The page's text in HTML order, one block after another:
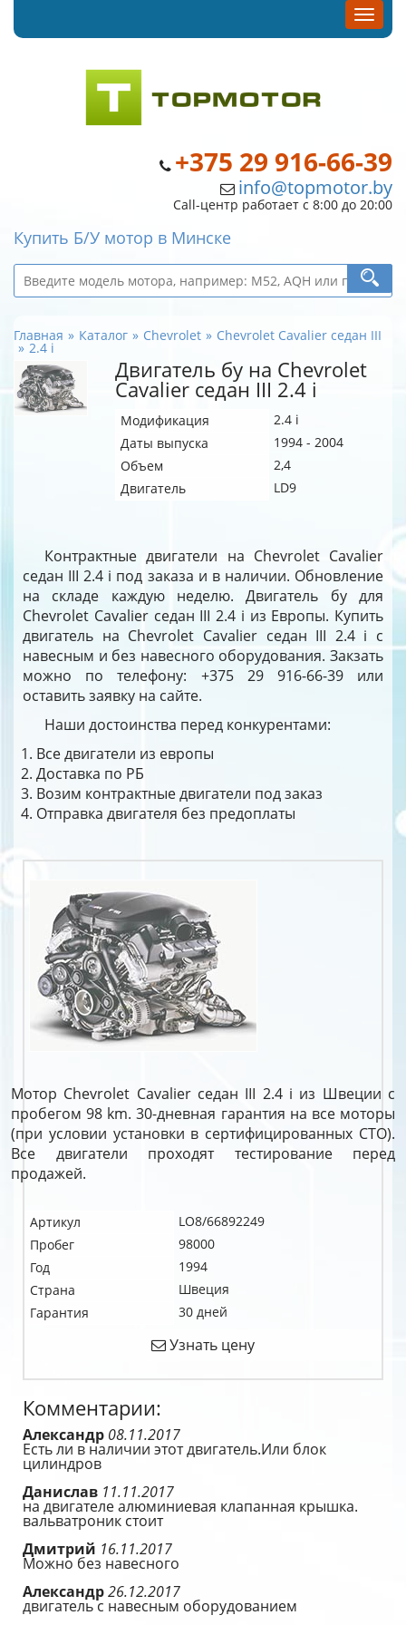
+375 29 916-66-39
info@topmotor.by
Call-центр работает с 8:00 до 20:00
Купить Б/У мотор в Минске
Главная Каталог Chevrolet Chevrolet Cavalier седан III
2.4 i
Двигатель бу на Chevrolet
Cavalier седан III 2.4 i
Модификация
2.4 i
Даты выпуска
1994 - 2004
Объем
2,4
Двигатель
LD9
Контрактные двигатели на Chevrolet Cavalier
седан III 2.4 i под заказа и в наличии. Обновление
на складе каждую неделю. Двигатель бу для
Chevrolet Cavalier седан III 2.4 i из Европы. Купить
двигатель на Chevrolet Cavalier седан III 2.4 i с
навесным и без навесного оборудования. Закзать
можно по телефону: +375 29 916-66-39 или
оставить заявку на сайте.
Наши достоинства перед конкурентами:
Все двигатели из европы
Доставка по РБ
Возим контрактные двигатели под заказ
Отправка двигателя без предоплаты
Мотор Chevrolet Cavalier седан III 2.4 i из Швеции с
пробегом 98 km. 30-дневная гарантия на все моторы
(при условии установки в сертифицированных СТО).
Все двигатели проходят тестирование перед
продажей.
Артикул
LO8/66892249
Пробег
98000
Год
1994
Страна
Швеция
Гарантия
30 дней
Узнать цену
Комментарии:
Александр 08.11.2017
Есть ли в наличии этот двигатель.Или блок
цилиндров
Данислав 11.11.2017
на двигателе алюминиевая клапанная крышка.
вальватроник стоит
Дмитрий 16.11.2017
Можно без навесного
Александр26.12.2017
двигатель с навесным оборудованием